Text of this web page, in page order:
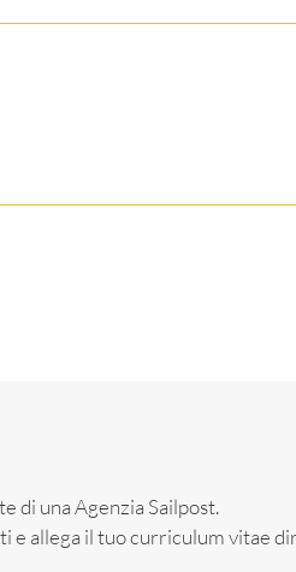
di una Agenzia Sailpost.
e allega il tuo curriculum vitae